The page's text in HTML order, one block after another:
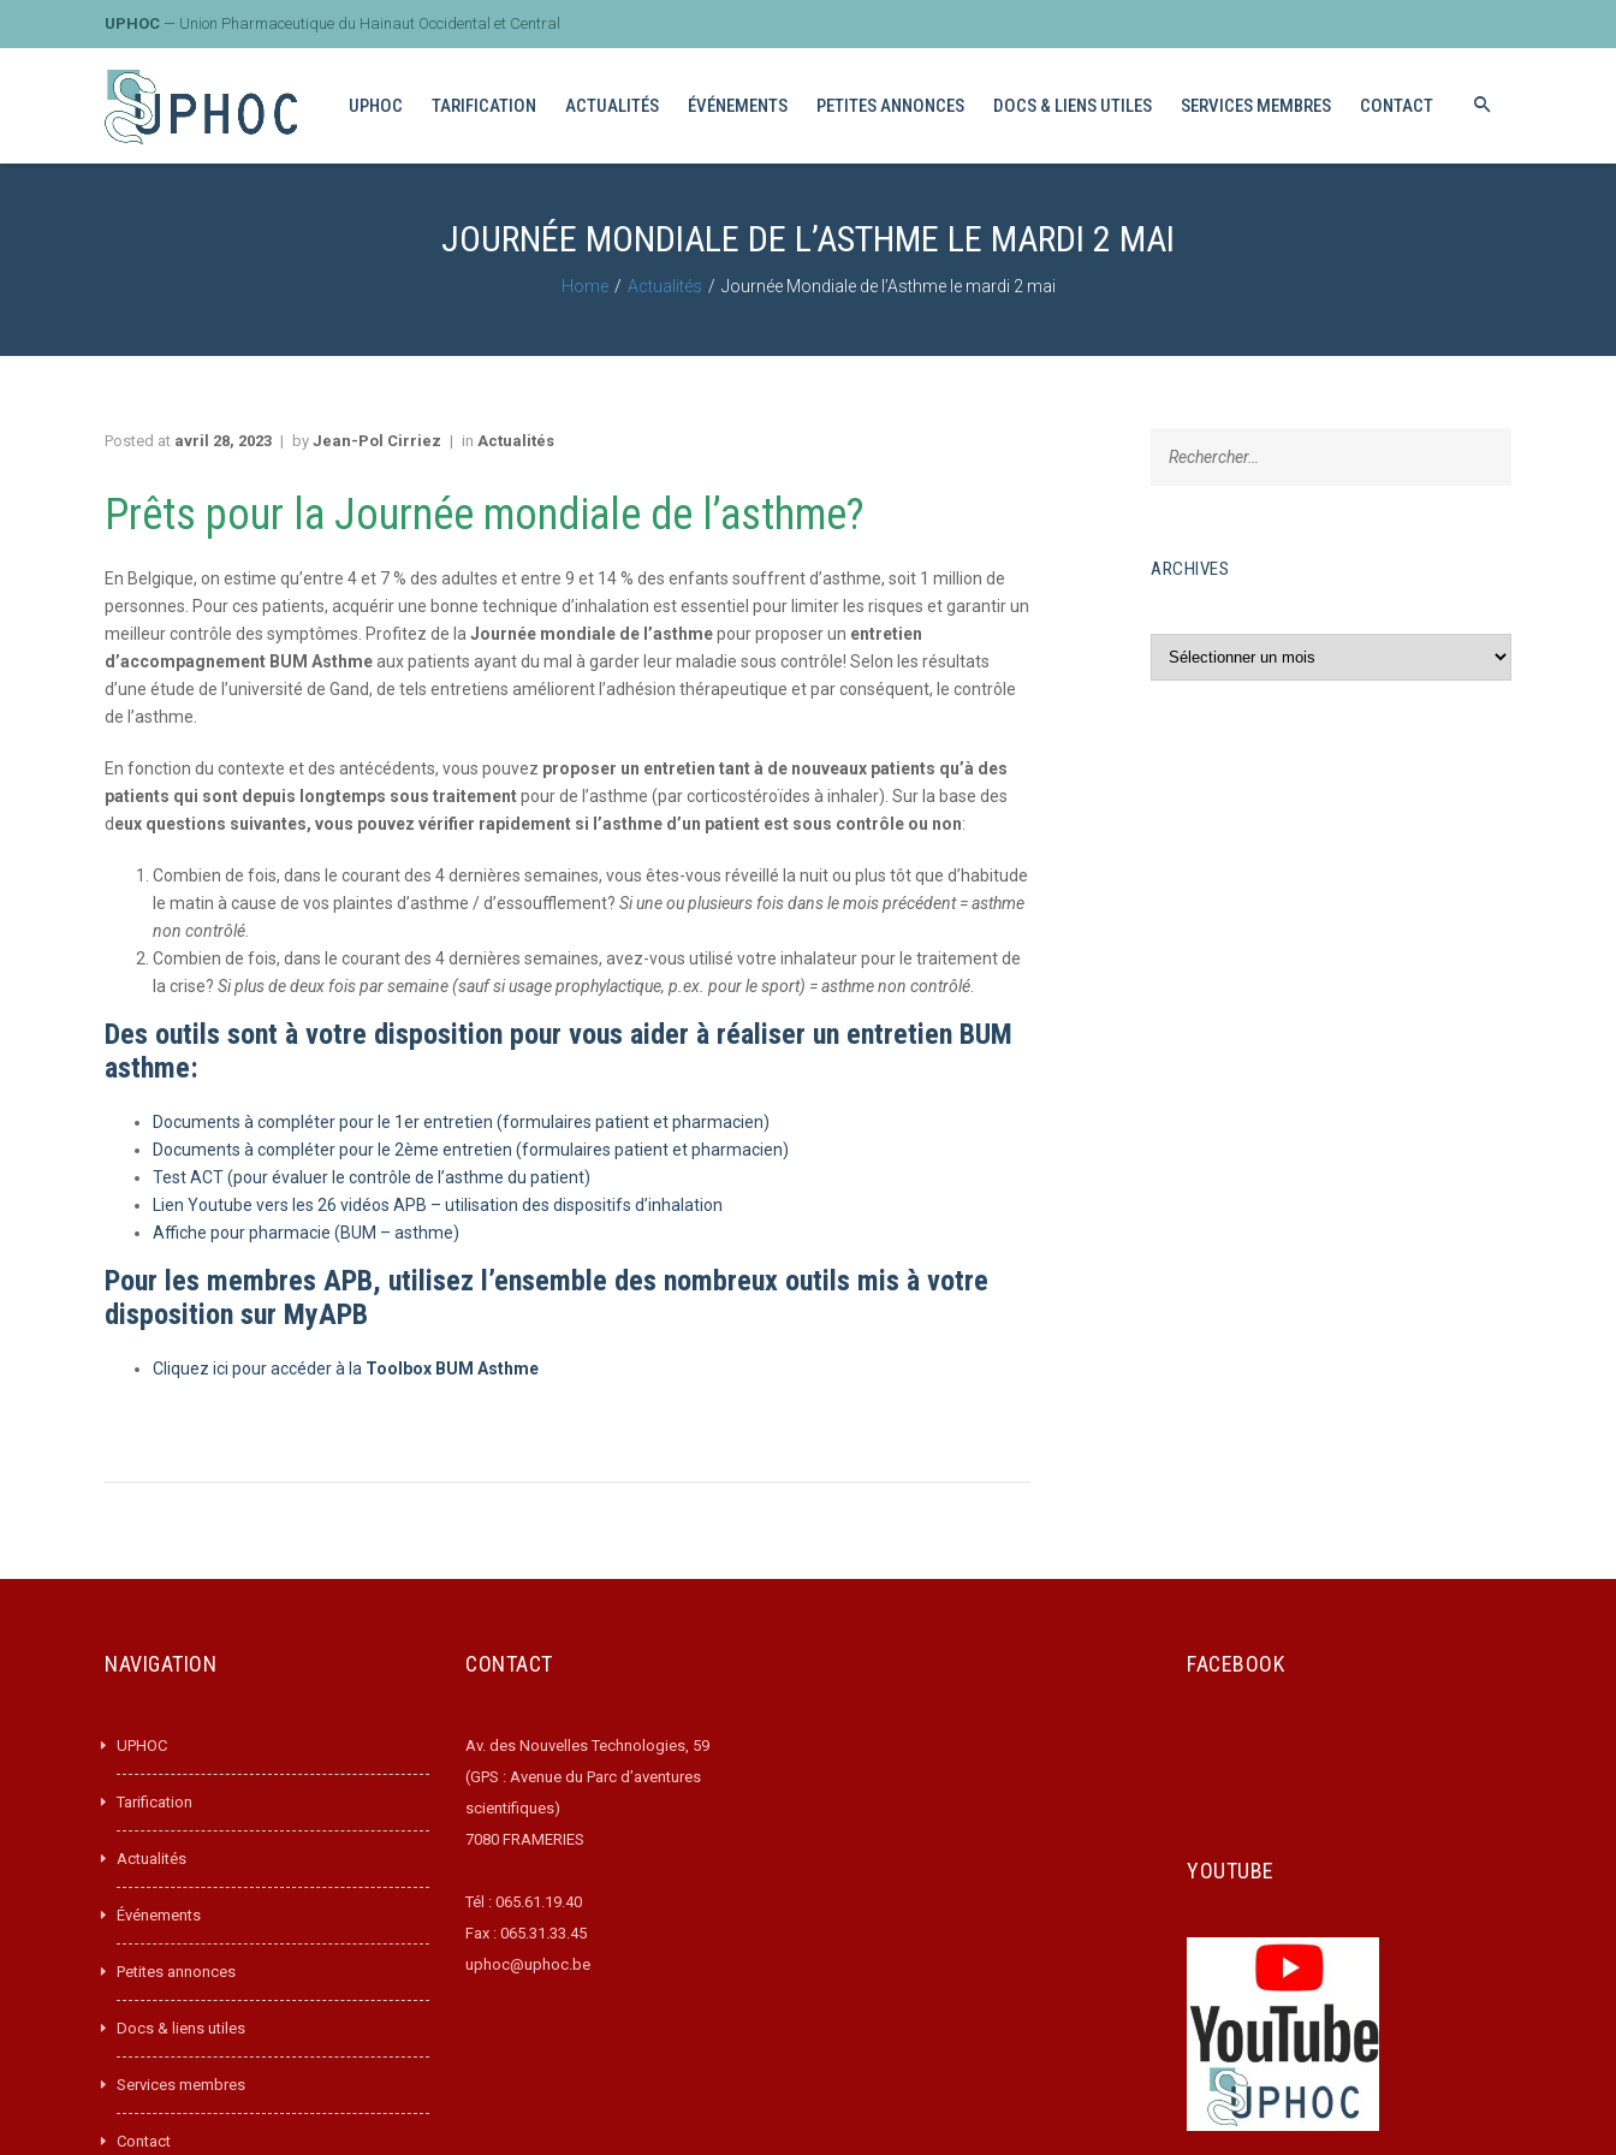
UPHOC — Union Pharmaceutique du Hainaut Occidental et Central
UPHOC TARIFICATION ACTUALITÉS ÉVÉNEMENTS PETITES ANNONCES DOCS & LIENS UTILES SERVICES MEMBRES CONTACT
JOURNÉE MONDIALE DE L’ASTHME LE MARDI 2 MAI
Home Actualités Journée Mondiale de l’Asthme le mardi 2 mai
Posted at avril 28, 2023 by Jean-Pol Cirriez in Actualités
Prêts pour la Journée mondiale de l’asthme?
En Belgique, on estime qu’entre 4 et 7 % des adultes et entre 9 et 14 % des enfants souffrent d’asthme, soit 1 million de
personnes. Pour ces patients, acquérir une bonne technique d’inhalation est essentiel pour limiter les risques et garantir un
meilleur contrôle des symptômes. Profitez de la Journée mondiale de l’asthmepour proposer un entretien
d’accompagnement BUM Asthmeaux patients ayant du mal à garder leur maladie sous contrôle! Selon les résultats
d’une étude de l’université de Gand, de tels entretiens améliorent l’adhésion thérapeutique et par conséquent, le contrôle
de l’asthme.
En fonction du contexte et des antécédents, vous pouvez proposer un entretien tant à de nouveaux patients qu’à des
patients qui sont depuis longtemps sous traitementpour de l’asthme (par corticostéroïdes à inhaler). Sur la base des
deux questions suivantes, vous pouvez vérifier rapidement si l’asthme d’un patient est sous contrôle ou non:
Combien de fois, dans le courant des 4 dernières semaines, vous êtes-vous réveillé la nuit ou plus tôt que d’habitude
le matin à cause de vos plaintes d’asthme / d’essoufflement? Si une ou plusieurs fois dans le mois précédent = asthme
non contrôlé.
Combien de fois, dans le courant des 4 dernières semaines, avez-vous utilisé votre inhalateur pour le traitement de
la crise? Si plus de deux fois par semaine (sauf si usage prophylactique, p.ex. pour le sport) = asthme non contrôlé
Des outils sont à votre disposition pour vous aider à réaliser un entretien BUM
asthme:
Documents à compléter pour le 1er entretien (formulaires patient et pharmacien)
Documents à compléter pour le 2ème entretien (formulaires patient et pharmacien)
Test ACT (pour évaluer le contrôle de l’asthme du patient)
Lien Youtube vers les 26 vidéos APB – utilisation des dispositifs d’inhalation
Affiche pour pharmacie (BUM – asthme)
Pour les membres APB, utilisez l’ensemble des nombreux outils mis à votre
disposition sur MyAPB
Cliquez ici pour accéder à la Toolbox BUM Asthme
ARCHIVES
NAVIGATION
UPHOC
Tarification
Actualités
Événements
Petites annonces
Docs & liens utiles
Services membres
Contact
CONTACT
Av. des Nouvelles Technologies, 59
(GPS : Avenue du Parc d’aventures
scientifiques)
7080 FRAMERIES
Tél : 065.61.19.40
Fax : 065.31.33.45
uphoc@uphoc.be
FACEBOOK
YOUTUBE